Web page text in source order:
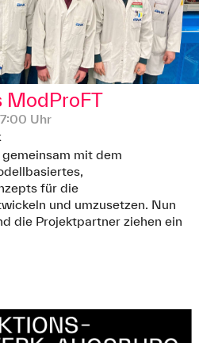
ModProFT
Uhr
mit dem
für die
und umzusetzen. Nun
die Projektpartner ziehen ein